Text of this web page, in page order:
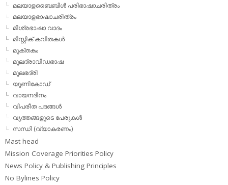
മലയാളബൈബിള്‍ പരിഭാഷാചരിത്രം
മലയാളഭാഷാചരിത്രം
മിശ്രഭാഷാ വാദം
മിസ്റ്റിക് കവിതകള്‍
മുക്തകം
മൂലദ്രാവിഡഭാഷ
മൂലഭദ്രി
യൂണികോഡ്
വായനദിനം
വിപരീത പദങ്ങള്‍
വൃത്തങ്ങളുടെ പേരുകള്‍
സന്ധി (വ്യാകരണം)
Mast head
Mission Coverage Priorities Policy
News Policy & Publishing Principles
No Bylines Policy